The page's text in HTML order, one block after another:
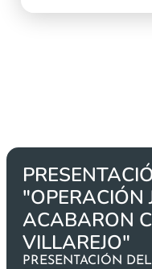
"OPERACIÓN
ACABARON
VILLAREJO"
PRESENTACIÓN